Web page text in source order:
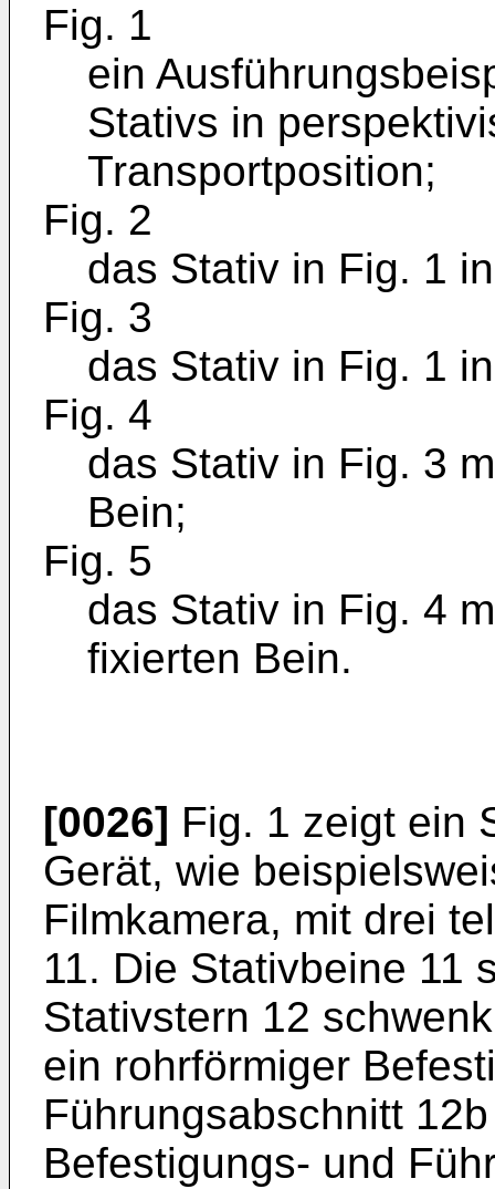
Fig. 1
ein
Stativs in
Transportposition;
Fig. 2
das Stativ in Fig. 1
Fig. 3
das Stativ in Fig. 1
Fig. 4
das Stativ in Fig. 3
Bein;
Fig. 5
das Stativ in Fig. 4
fixierten Bein.
[0026] Fig. 1 zeigt ein
Gerät, wie
Filmkamera, mit drei
11. Die Stativbeine 11
Stativstern 12
ein rohrförmiger
Führungsabschnitt
Befestigungs- und